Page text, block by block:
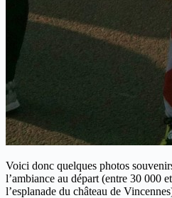
Voici donc quelques photos
l’ambiance au départ (entre 30 000
l’esplanade du château de